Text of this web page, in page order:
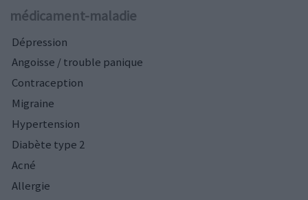
médicament-maladie
Dépression
Angoisse / trouble panique
Contraception
Migraine
Hypertension
Diabète type 2
Acné
Allergie